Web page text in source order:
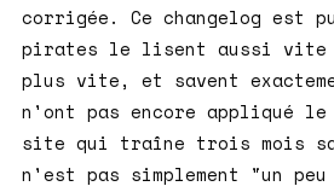
corrigée. Ce changelog est
pirates le lisent aussi vite
plus vite, et savent
n'ont pas encore appliqué
site qui traîne trois mois
n'est pas simplement "un